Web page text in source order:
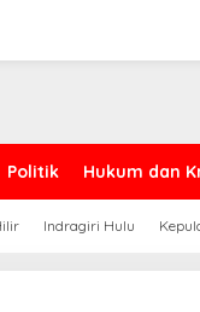
Politik Hukum dan
Indragiri Hulu